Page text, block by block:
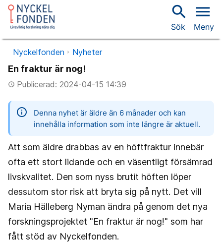
search
Sök
menu
Meny
Nyckelfonden Nyheter
En fraktur är nog!
access_timePublicerad: 2024-04-15 14:39
information
Denna nyhet är äldre än 6 månader och kan
innehålla information som inte längre är aktuell.
Att som äldre drabbas av en höftfraktur innebär
ofta ett stort lidande och en väsentligt försämrad
livskvalitet. Den som nyss brutit höften löper
dessutom stor risk att bryta sig på nytt. Det vill
Maria Hälleberg Nyman ändra på genom det nya
forskningsprojektet "En fraktur är nog!" som har
fått stöd av Nyckelfonden.